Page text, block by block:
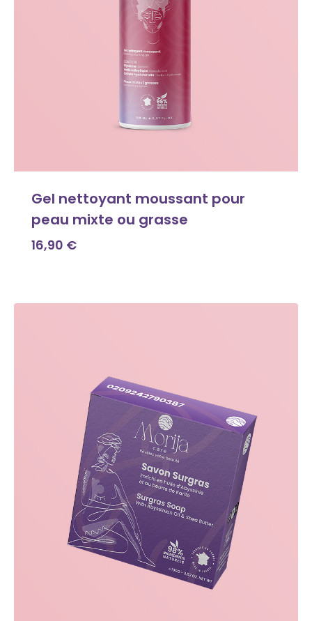
Gel nettoyant moussant pour
peau mixte ou grasse
16,90 €